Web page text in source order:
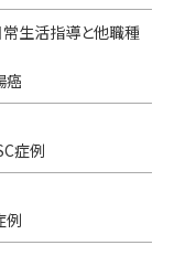
生活指導と他職種
癌
症例
例